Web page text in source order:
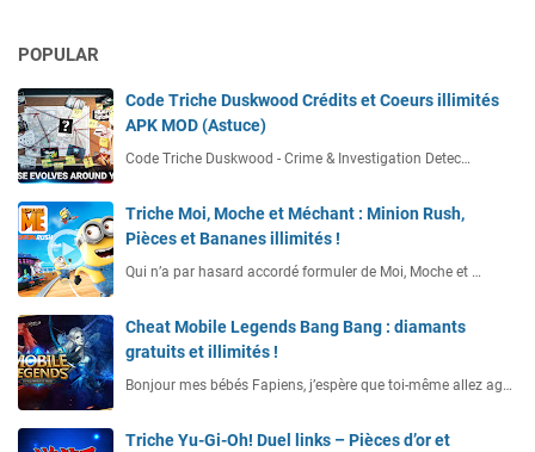
POPULAR
Code Triche Duskwood Crédits et Coeurs illimités
APK MOD (Astuce)
Code Triche Duskwood - Crime & Investigation Detec…
Triche Moi, Moche et Méchant : Minion Rush,
Pièces et Bananes illimités !
Qui n’a par hasard accordé formuler de Moi, Moche et …
Cheat Mobile Legends Bang Bang : diamants
gratuits et illimités !
Bonjour mes bébés Fapiens, j’espère que toi-même allez ag…
Triche Yu-Gi-Oh! Duel links – Pièces d’or et